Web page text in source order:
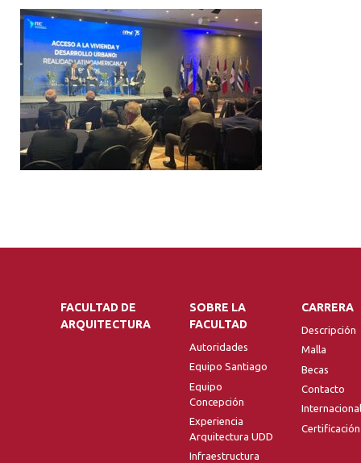
FACULTAD DE
ARQUITECTURA
SOBRE LA
FACULTAD
Autoridades
Equipo Santiago
Equipo
Concepción
Experiencia
Arquitectura UDD
Infraestructura
CARRERA
Descripción
Malla
Becas
Contacto
Internacional
Certificación